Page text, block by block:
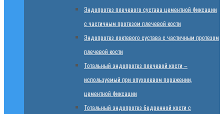
Эндопротез плечевого сустава цементной фиксации
с частичным протезом плечевой кости
Эндопротез локтевого сустава с частичным протезом
плечевой кости
Тотальный эндопротез плечевой кости –
используемый при опухолевом поражении,
цементной фиксации
Тотальный эндопротез бедренной кости с